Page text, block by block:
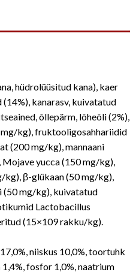
hüdrolüüsitud kana), kaer
kanarasv, kuivatatud
õllepärm, lõheõli (2%),
mg/kg), fruktooligosahhariidid
(200 mg/kg), mannaani
yucca (150 mg/kg),
kg), β-glükaan (50 mg/kg),
(50 mg/kg), kuivatatud
Lactobacillus
(15×109 rakku/kg).
niiskus 10,0%, toortuhk
fosfor 1,0%, naatrium